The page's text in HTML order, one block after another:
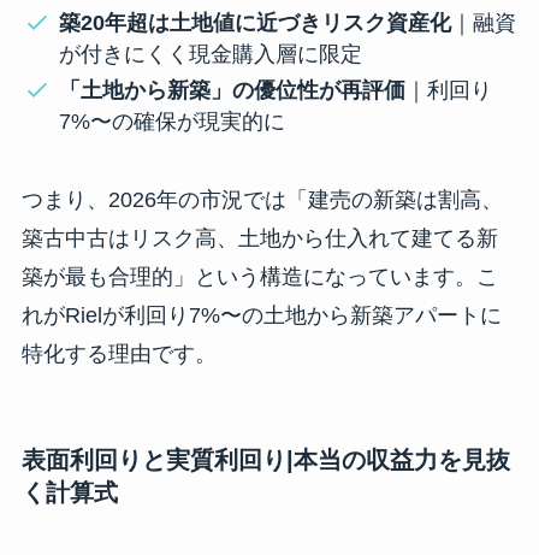
築20年超は土地値に近づきリスク資産化｜融資
が付きにくく現金購入層に限定
「土地から新築」の優位性が再評価 ｜利回り
7%〜の確保が現実的に
つまり、2026年の市況では「建売の新築は割高、
築古中古はリスク高、土地から仕入れて建てる新
築が最も合理的」という構造になっています。こ
れがRielが利回り7%〜の土地から新築アパートに
特化する理由です。
表面利回りと実質利回り|本当の収益力を見抜
く計算式